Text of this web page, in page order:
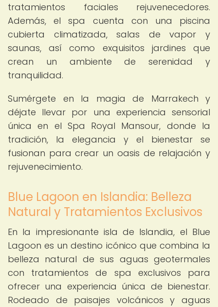
tratamientos faciales rejuvenecedores.
Además, el spa cuenta con una piscina
cubierta climatizada, salas de vapor y
saunas, así como exquisitos jardines que
crean un ambiente de serenidad y
tranquilidad.
Sumérgete en la magia de Marrakech y
déjate llevar por una experiencia sensorial
única en el Spa Royal Mansour, donde la
tradición, la elegancia y el bienestar se
fusionan para crear un oasis de relajación y
rejuvenecimiento.
Blue Lagoon en Islandia: Belleza
Natural y Tratamientos Exclusivos
En la impresionante isla de Islandia, el Blue
Lagoon es un destino icónico que combina la
belleza natural de sus aguas geotermales
con tratamientos de spa exclusivos para
ofrecer una experiencia única de bienestar.
Rodeado de paisajes volcánicos y aguas